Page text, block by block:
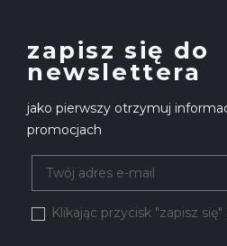
zapisz się do
newslettera
jako pierwszy otrzymuj
promocjach
Klikając przycisk "zapisz